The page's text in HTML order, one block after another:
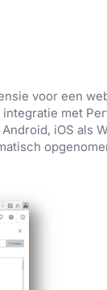
voor een
met
iOS als